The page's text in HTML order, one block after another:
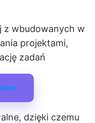
z wbudowanych w
projektami,
zadań
dzięki czemu